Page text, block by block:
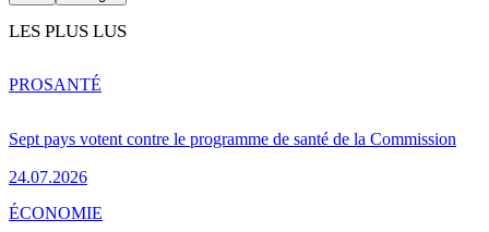
LES PLUS LUS
Sept pays votent contre le programme de santé de la Commission
24.07.2026
PROSANTÉ
ÉCONOMIE